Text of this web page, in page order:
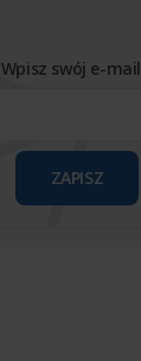
Wpisz swój e-mail
ZAPISZ